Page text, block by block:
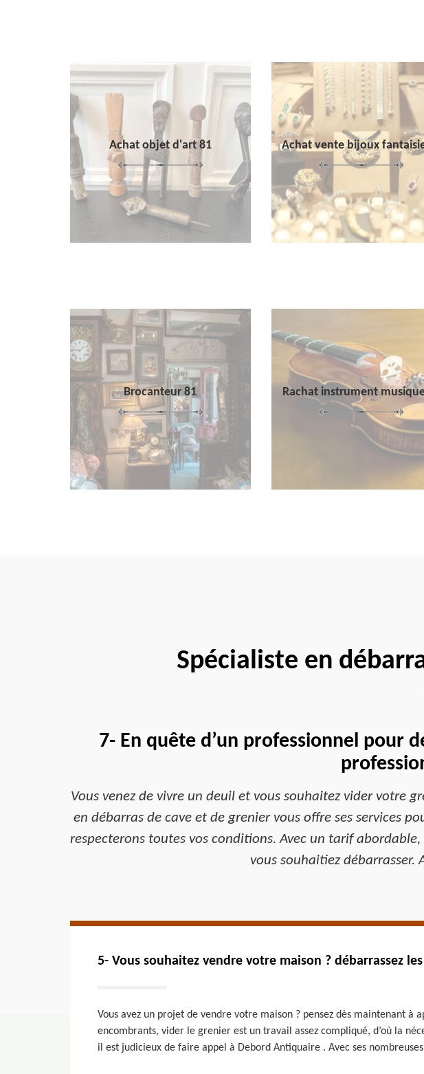
Achat objet d'art 81 Achat vente bijoux
Brocanteur 81 Rachat instrument
Spécialiste en
7- En quête d’un professionnel pour
Vous venez de vivre un deuil et vous souhaitez vider votre
en débarras de cave et de grenier vous offre ses services
respecterons toutes vos conditions. Avec un tarif
vous souhaitiez débarrasser.
5- Vous souhaitez vendre votre maison ? débarrassez
Vous avez un projet de vendre votre maison ? pensez dès maintenant
encombrants, vider le grenier est un travail assez compliqué, d’où la
il est judicieux de faire appel à Debord Antiquaire . Avec ses